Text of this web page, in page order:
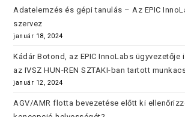
Adatelemzés és gépi tanulás – Az EPIC
szervez
január 18, 2024
Kádár Botond, az EPIC InnoLabs
az IVSZ HUN-REN SZTAKI-ban tartott
január 12, 2024
AGV/AMR flotta bevezetése előtt ki